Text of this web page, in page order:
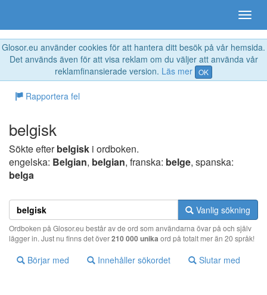
Glosor.eu använder cookies för att hantera ditt besök på vår hemsida.
Det används även för att visa reklam om du väljer att använda vår
reklamfinansierade version. Läs mer OK
Rapportera fel
belgisk
Sökte efterbelgisk i ordboken.
engelska: Belgian, belgian, franska: belge, spanska:
belga
Vanlig sökning
Ordboken på Glosor.eu består av de ord som användarna övar på och själv
lägger in. Just nu finns det över210 000 unika ord på totalt mer än 20 språk!
Börjar med Innehåller sökordet Slutar med